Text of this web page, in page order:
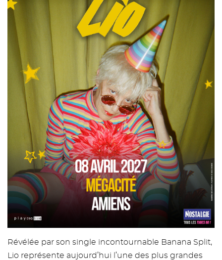
Révélée par son single incontournable Banana Split,
Lio représente aujourd’hui l’une des plus grandes